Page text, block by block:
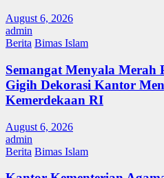
August 6, 2026
admin
Berita Bimas Islam
Semangat Menyala
Gigih Dekorasi Kantor
Kemerdekaan RI
August 6, 2026
admin
Berita Bimas Islam